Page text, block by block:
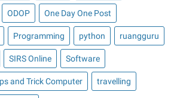
ODOP One Day One Post
Programming python ruangguru
SIRS Online Software
and Trick Computer travelling